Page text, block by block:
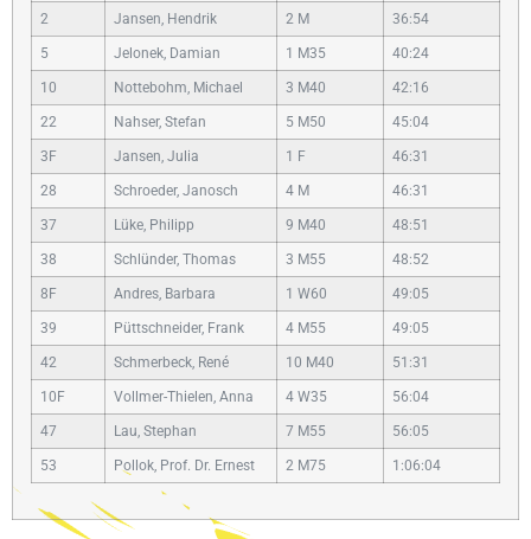
2 Jansen, Hendrik 2 M 36:54
5 Jelonek, Damian 1 M35 40:24
10 Nottebohm, Michael 3 M40 42:16
22 Nahser, Stefan 5 M50 45:04
3F Jansen, Julia 1 F 46:31
28 Schroeder, Janosch 4 M 46:31
37 Lüke, Philipp 9 M40 48:51
38 Schlünder, Thomas 3 M55 48:52
8F Andres, Barbara 1 W60 49:05
39 Püttschneider, Frank 4 M55 49:05
42 Schmerbeck, René 10 M40 51:31
10F Vollmer-Thielen, Anna 4 W35 56:04
47 Lau, Stephan 7 M55 56:05
53 Pollok, Prof. Dr. Ernest 2 M75 1:06:04